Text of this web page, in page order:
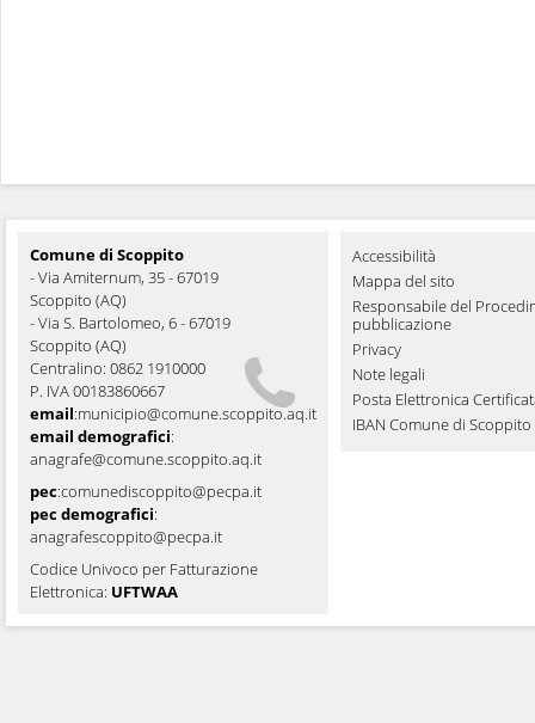
Comune di Scoppito
- Via Amiternum, 35 - 67019
Scoppito (AQ)
- Via S. Bartolomeo, 6 - 67019
Scoppito (AQ)
Centralino: 0862 1910000
P. IVA 00183860667
email:municipio@comune.scoppito.aq.it
email demografici:
anagrafe@comune.scoppito.aq.it
pec:comunediscoppito@pecpa.it
pec demografici:
anagrafescoppito@pecpa.it
Codice Univoco per Fatturazione
Elettronica: UFTWAA
Accessibilità
Mappa del sito
Responsabile del
pubblicazione
Privacy
Note legali
Posta Elettronica
IBAN Comune di Scoppito